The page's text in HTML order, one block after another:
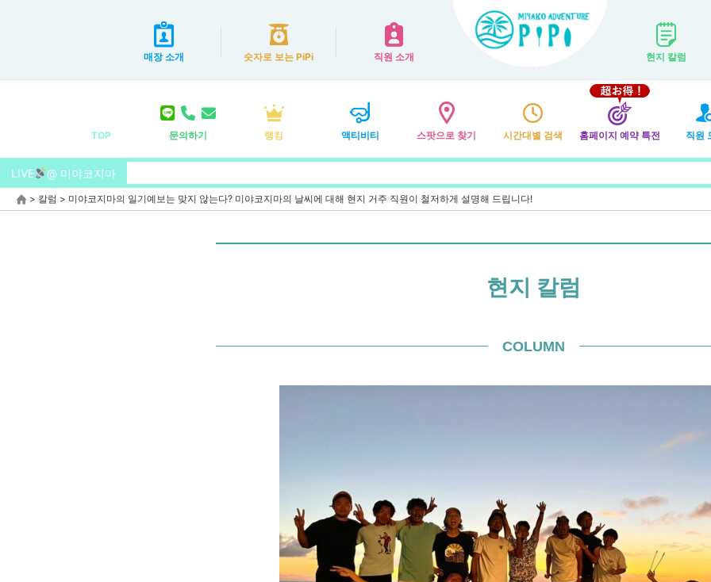
매장 소개 숫자로 보는 PiPi 직원 소개 현지 칼럼
TOP 문의하기 랭킹 액티비티 스팟으로 찾기 시간대별 검색 홈페이지 예약 특전 직원
LIVE @ 미야코지마
> 칼럼 > 미야코지마의 일기예보는 맞지 않는다? 미야코지마의 날씨에 대해 현지 거주 직원이 철저하게 설명해 드립니다!
현지 칼럼
COLUMN